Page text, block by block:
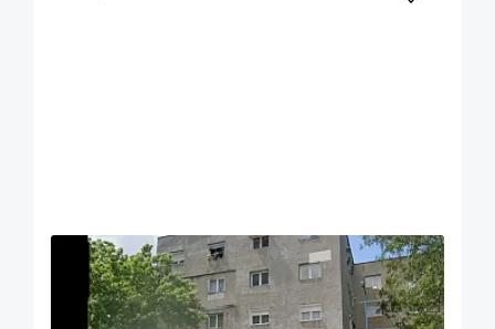
OFERTA NOUA EXCLUSIVITATE COMISION 0%
Apartament 3 camere Tudor Vladimirescu
Brasov